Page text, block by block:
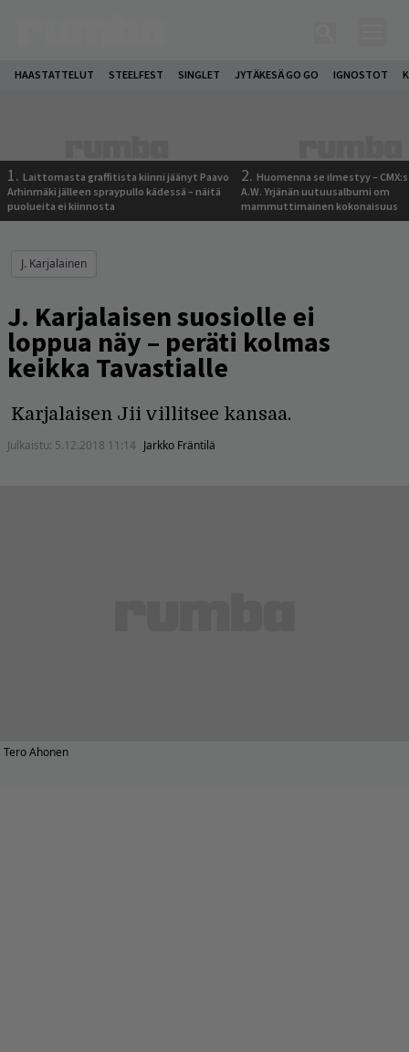
HAASTATTELUT STEELFEST SINGLET JYTÄKESÄ GO GO IGNOSTOT
1. Laittomasta graffitista kiinni jäänyt Paavo
Arhinmäki jälleen spraypullo kädessä – näitä
puolueita ei kiinnosta
2. Huomenna se ilmestyy –
A.W. Yrjänän uutuusalbumi om
mammuttimainen kokonaisuus
J. Karjalainen
J. Karjalaisen suosiolle ei
loppua näy – peräti kolmas
keikka Tavastialle
Karjalaisen Jii villitsee kansaa.
Julkaistu: 5.12.2018 11:14 Jarkko Fräntilä
Tero Ahonen